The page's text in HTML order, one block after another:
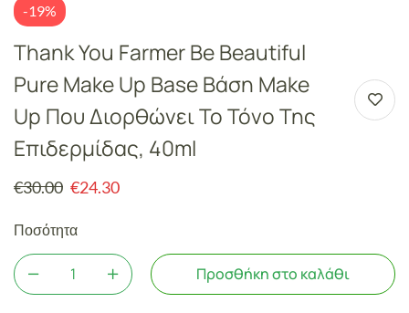
-19%
Thank You Farmer Be Beautiful
Pure Make Up Base Βάση Make
Up Που Διορθώνει Το Τόνο Της
Επιδερμίδας, 40ml
€30.00 €24.30
Ποσότητα
Προσθήκη στο καλάθι